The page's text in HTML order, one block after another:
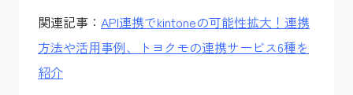
関連記事： API連携でkintoneの可能性拡大！連携
方法や活用事例、トヨクモの連携サービス6種を
紹介